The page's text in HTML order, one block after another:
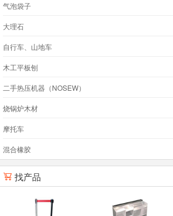
气泡袋子
大理石
自行车、山地车
木工平板刨
二手热压机器（NOSEW）
烧锅炉木材
摩托车
混合橡胶
 找产品